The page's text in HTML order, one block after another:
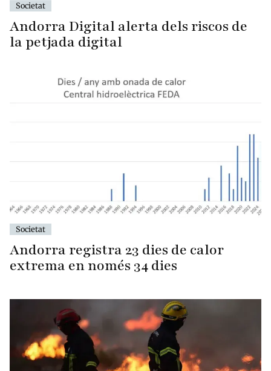
Societat
Andorra Digital alerta dels riscos de
la petjada digital
Societat
Andorra registra 23 dies de calor
extrema en només 34 dies